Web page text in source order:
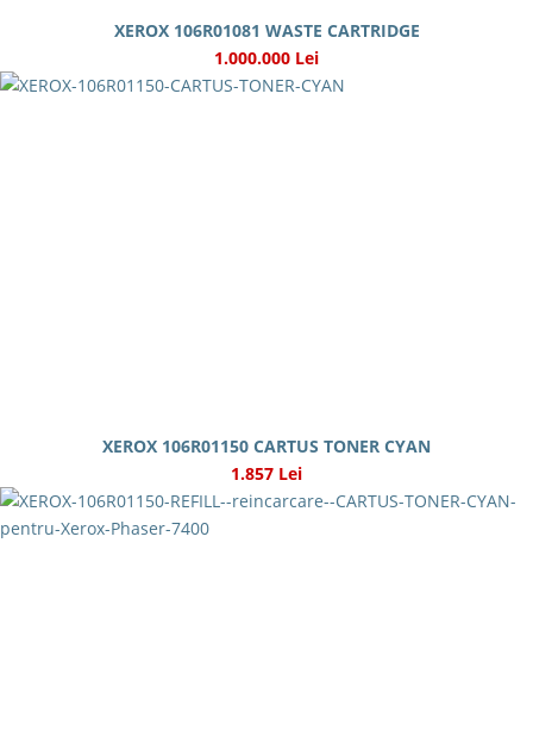
XEROX 106R01081 WASTE CARTRIDGE
1.000.000 Lei
XEROX 106R01150 CARTUS TONER CYAN
1.857 Lei